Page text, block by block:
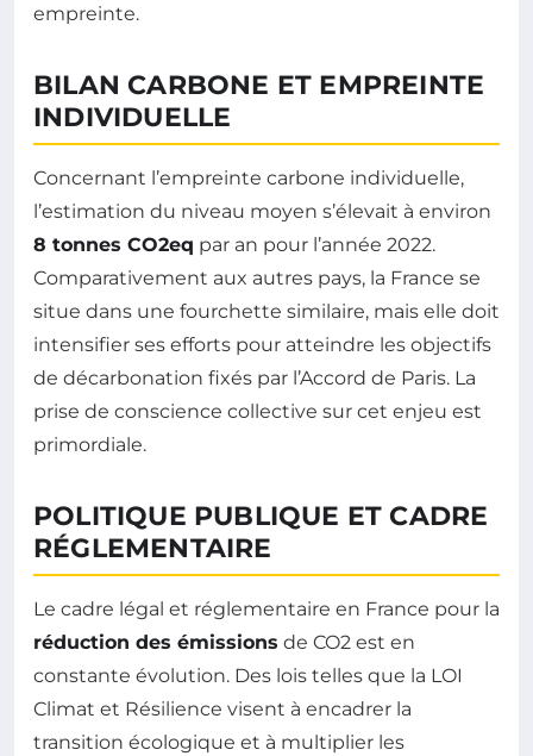
empreinte.
BILAN CARBONE ET EMPREINTE
INDIVIDUELLE
Concernant l’empreinte carbone individuelle,
l’estimation du niveau moyen s’élevait à environ
8 tonnes CO2eq par an pour l’année 2022.
Comparativement aux autres pays, la France se
situe dans une fourchette similaire, mais elle doit
intensifier ses efforts pour atteindre les objectifs
de décarbonation fixés par l’Accord de Paris. La
prise de conscience collective sur cet enjeu est
primordiale.
POLITIQUE PUBLIQUE ET CADRE
RÉGLEMENTAIRE
Le cadre légal et réglementaire en France pour la
réduction des émissions de CO2 est en
constante évolution. Des lois telles que la LOI
Climat et Résilience visent à encadrer la
transition écologique et à multiplier les